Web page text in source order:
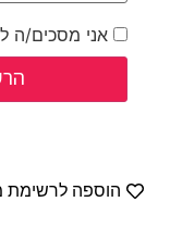
אני מסכים/ה
הוספה לרשימת